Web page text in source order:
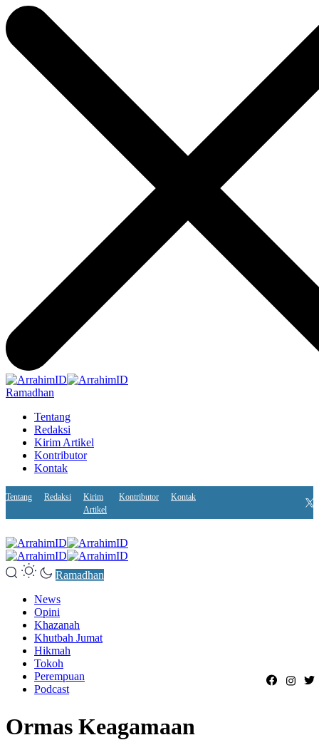
Ramadhan
Tentang
Redaksi
Kirim Artikel
Kontributor
Kontak
Tentang Redaksi
Kirim
Artikel
Kontributor Kontak
Ramadhan
News
Opini
Khazanah
Khutbah Jumat
Hikmah
Tokoh
Perempuan
Podcast
Ormas Keagamaan